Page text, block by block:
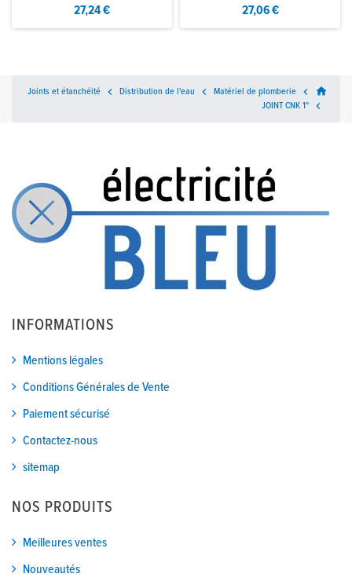
27,24 € 27,06 €
home

Matériel de plomberie

Distribution de l'eau

Joints et étanchéité

JOINT CNK 1"
INFORMATIONS
Mentions légales
Conditions Générales de Vente
Paiement sécurisé
Contactez-nous
sitemap
NOS PRODUITS
Meilleures ventes
Nouveautés